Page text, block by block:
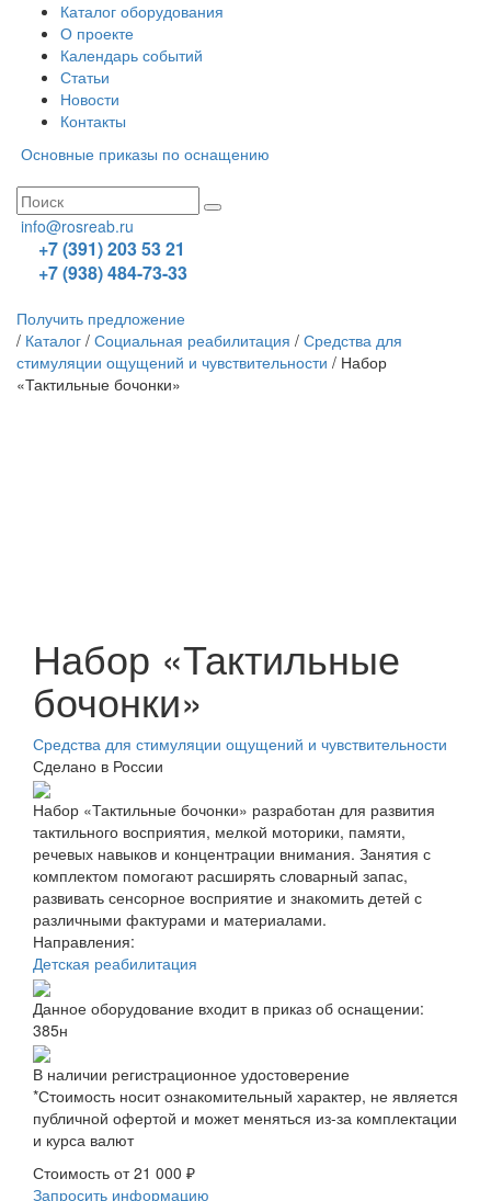
Каталог оборудования
О проекте
Календарь событий
Статьи
Новости
Контакты
Основные приказы по оснащению
info@rosreab.ru
+7 (391) 203 53 21
+7 (938) 484-73-33
Получить предложение
/ Каталог / Социальная реабилитация / Средства для
стимуляции ощущений и чувствительности / Набор
«Тактильные бочонки»
Набор «Тактильные
бочонки»
Средства для стимуляции ощущений и чувствительности
Сделано в России
Набор «Тактильные бочонки» разработан для развития
тактильного восприятия, мелкой моторики, памяти,
речевых навыков и концентрации внимания. Занятия с
комплектом помогают расширять словарный запас,
развивать сенсорное восприятие и знакомить детей с
различными фактурами и материалами.
Направления:
Детская реабилитация
Данное оборудование входит в приказ об оснащении:
385н
В наличии регистрационное удостоверение
*Стоимость носит ознакомительный характер, не является
публичной офертой и может меняться из-за комплектации
и курса валют
Стоимость от21 000 ₽
Запросить информацию